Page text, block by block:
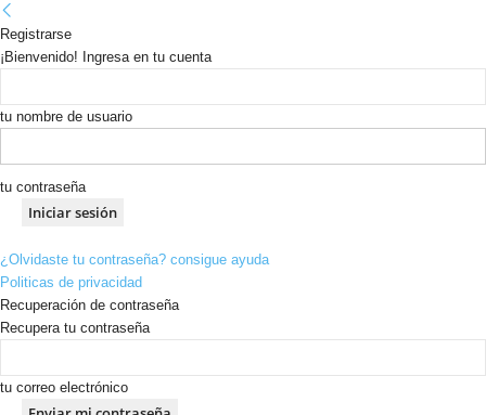
Registrarse
¡Bienvenido! Ingresa en tu cuenta
tu nombre de usuario
tu contraseña
¿Olvidaste tu contraseña? consigue ayuda
Politicas de privacidad
Recuperación de contraseña
Recupera tu contraseña
tu correo electrónico